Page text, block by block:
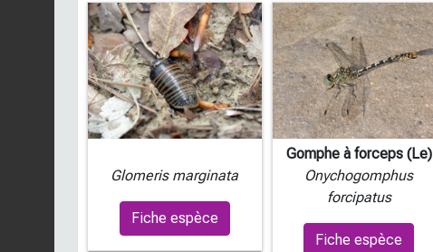
Glomeris marginata
Fiche espèce
Gomphe à forceps (Le)
Onychogomphus
forcipatus
Fiche espèce